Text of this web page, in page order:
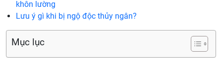
khôn lường
Lưu ý gì khi bị ngộ độc thủy ngân?
Mục lục